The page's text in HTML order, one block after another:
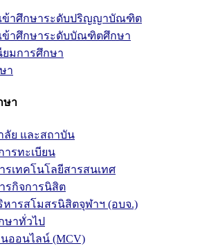
ข้าศึกษาระดับปริญญาบัณฑิต
ข้าศึกษาระดับบัณฑิตศึกษา
ยมการศึกษา
า
ษา
ย และสถาบัน
ารทะเบียน
รเทคโนโลยีสารสนเทศ
รกิจการนิสิต
หารสโมสรนิสิตจุฬาฯ (อบจ.)
ษาทั่วไป
นออนไลน์ (MCV)